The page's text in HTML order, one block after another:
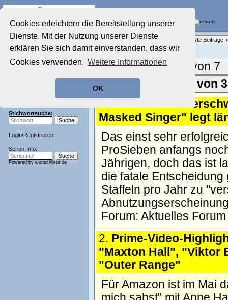
Cookies erleichtern die Bereitstellung unserer
Dienste. Mit der Nutzung unserer Dienste
erklären Sie sich damit einverstanden, dass wir
Cookies verwenden. Weitere Informationen
OK
Startseite
Aktuelles Forum
Film-Forum
Zeichentrick-Forum
Stichwortsuche:
Login/Registrieren
Serien-Info:
Powered by wunschliste.de
Forenliste • Themenübersicht Neueste Beiträge •
Aktuelle Seite:
1 von 7
Ergebnisse 1 - 50 von
Nach
Masked Singer" legt
Das einst sehr
ProSieben anfangs
Jährigen, doch das ist
die fatale
Staffeln pro Jahr zu
Forum: Aktuelles Forum
2. Prime-Video-
"Maxton Hall", "Viktor
"Outer Range"
Für Amazon ist im Mai